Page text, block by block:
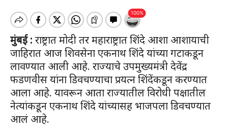
मुंबई : राष्ट्रात मोदी तर महाराष्ट्रात शिंदे आशा आशायाची
जाहिरात आज शिवसेना एकनाथ शिंदे यांच्या गटाकडून
लावण्यात आली आहे. राज्याचे उपमुख्यमंत्री देवेंद्र
फडणवीस यांना डिवचण्याचा प्रयत्न शिंदेंकडून करण्यात
आला आहे. यावरून आता राज्यातील विरोधी पक्षातील
नेत्यांकडून एकनाथ शिंदे यांच्यासह भाजपला डिवचण्यात
आलं आहे.